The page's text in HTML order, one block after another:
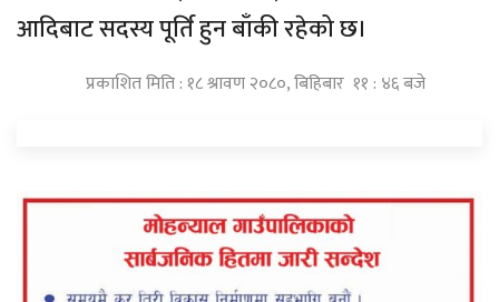
आदिबाट सदस्य पूर्ति हुन बाँकी रहेको छ।
प्रकाशित मिति : १८ श्रावण २०८०, बिहिबार ११ : ४६ बजे